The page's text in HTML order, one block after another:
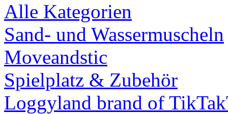
Alle Kategorien
Sand- und Wassermuscheln
Moveandstic
Spielplatz & Zubehör
Loggyland brand of